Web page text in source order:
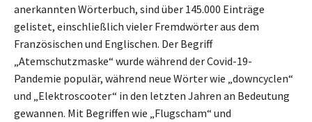
anerkannten Wörterbuch, sind über 145.000 Einträge
gelistet, einschließlich vieler Fremdwörter aus dem
Französischen und Englischen. Der Begriff
„Atemschutzmaske“ wurde während der Covid-19-
Pandemie populär, während neue Wörter wie „downcyclen“
und „Elektroscooter“ in den letzten Jahren an Bedeutung
gewannen. Mit Begriffen wie „Flugscham“ und